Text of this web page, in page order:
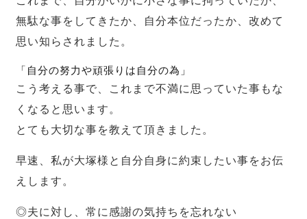
無駄な事をしてきたか、自分本位だったか、改めて
思い知らされました。
「自分の努力や頑張りは自分の為」
こう考える事で、これまで不満に思っていた事もな
くなると思います。
とても大切な事を教えて頂きました。
早速、私が大塚様と自分自身に約束したい事をお伝
えします。
◎夫に対し、常に感謝の気持ちを忘れない